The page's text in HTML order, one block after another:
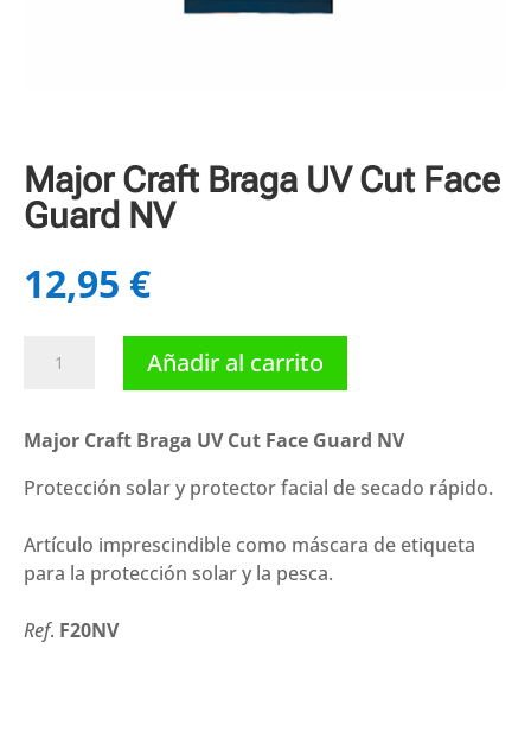
Major Craft Braga UV Cut Face
Guard NV
12,95 €
Craft
UV
Face
NV
cantidad
Añadir al carrito
Major Craft Braga UV Cut Face Guard NV
Protección solar y protector facial de secado rápido.
Artículo imprescindible como máscara de etiqueta
para la protección solar y la pesca.
Ref. F20NV